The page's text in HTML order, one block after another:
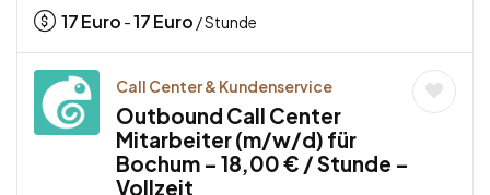
17Euro -17Euro / Stunde
Call Center & Kundenservice
Outbound Call Center
Mitarbeiter (m/w/d) für
Bochum – 18,00 € / Stunde –
Vollzeit